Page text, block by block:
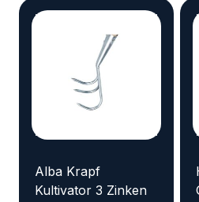
Alba Krapf
Kultivator 3 Zinken